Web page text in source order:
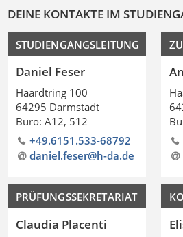
DEINE KONTAKTE IM
STUDIENGANGSLEITUNG
Daniel Feser
Haardtring 100
64295 Darmstadt
Büro: A12, 512
+49.6151.533-68792
daniel.feser@h-da.de
PRÜFUNGSSEKRETARIAT
Claudia Placenti